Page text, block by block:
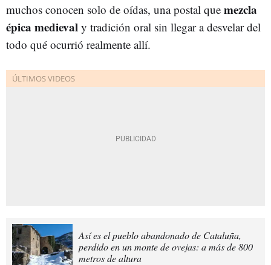
muchos conocen solo de oídas, una postal que mezcla
épica medieval y tradición oral sin llegar a desvelar del
todo qué ocurrió realmente allí.
Así es el pueblo abandonado de Cataluña,
perdido en un monte de ovejas: a más de 800
metros de altura